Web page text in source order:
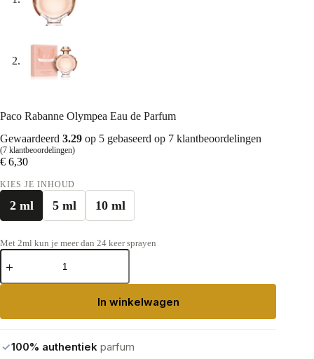
Paco Rabanne Olympea Eau de Parfum
Gewaardeerd 3.29 op 5 gebaseerd op 7 klantbeoordelingen
(7 klantbeoordelingen)
€ 6,30
KIES JE INHOUD
2 ml 5 ml 10 ml
Met 2ml kun je meer dan 24 keer sprayen
Paco
Rabanne
Eau
In winkelwagen
✓100% authentiek parfum